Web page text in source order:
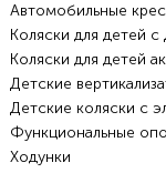
Автомобильные
Коляски для детей
Коляски для детей
Детские
Детские коляски с
Функциональные
Ходунки